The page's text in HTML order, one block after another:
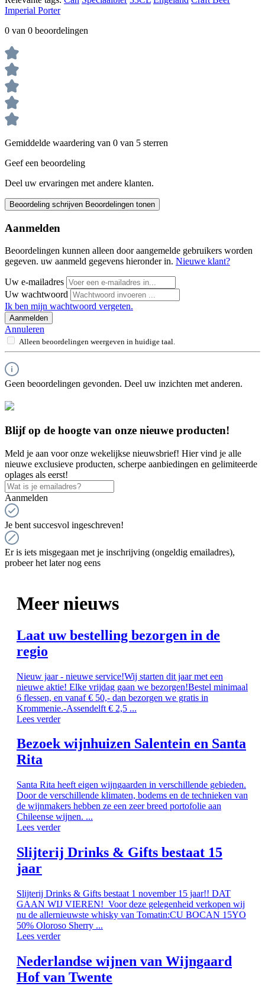
Imperial Porter
0 van 0 beoordelingen
Gemiddelde waardering van 0 van 5 sterren
Geef een beoordeling
Deel uw ervaringen met andere klanten.
Beoordeling schrijven Beoordelingen tonen
Aanmelden
Beoordelingen kunnen alleen door aangemelde gebruikers worden
gegeven. uw aanmeld gegevens hieronder in. Nieuwe klant?
Uw e-mailadres
Uw wachtwoord
Ik ben mijn wachtwoord vergeten.
Aanmelden
Annuleren
Alleen beoordelingen weergeven in huidige taal.
Geen beoordelingen gevonden. Deel uw inzichten met anderen.
Blijf op de hoogte van onze nieuwe producten!
Meld je aan voor onze wekelijkse nieuwsbrief! Hier vind je alle
nieuwe exclusieve producten, scherpe aanbiedingen en gelimiteerde
oplages als eerst!
Aanmelden
Je bent succesvol ingeschreven!
Er is iets misgegaan met je inschrijving (ongeldig emailadres),
probeer het later nog eens
Meer nieuws
Laat uw bestelling bezorgen in de
regio
Nieuw jaar - nieuwe service!Wij starten dit jaar met een
nieuwe aktie! Elke vrijdag gaan we bezorgen!Bestel minimaal
6 flessen, en vanaf € 50,- dan bezorgen we gratis in
Krommenie.-Assendelft € 2,5 ...
Lees verder
Bezoek wijnhuizen Salentein en Santa
Rita
Santa Rita heeft eigen wijngaarden in verschillende gebieden.
Door de verschillende klimaten, bodems en de technieken van
de wijnmakers hebben ze een zeer breed portofolie aan
Chileense wijnen. ...
Lees verder
Slijterij Drinks & Gifts bestaat 15
jaar
Slijterij Drinks & Gifts bestaat 1 november 15 jaar!! DAT
GAAN WIJ VIEREN! Voor deze gelegenheid verkopen wij
nu de allernieuwste whisky van Tomatin:CU BOCAN 15YO
50% Oloroso Sherry ...
Lees verder
Nederlandse wijnen van Wijngaard
Hof van Twente